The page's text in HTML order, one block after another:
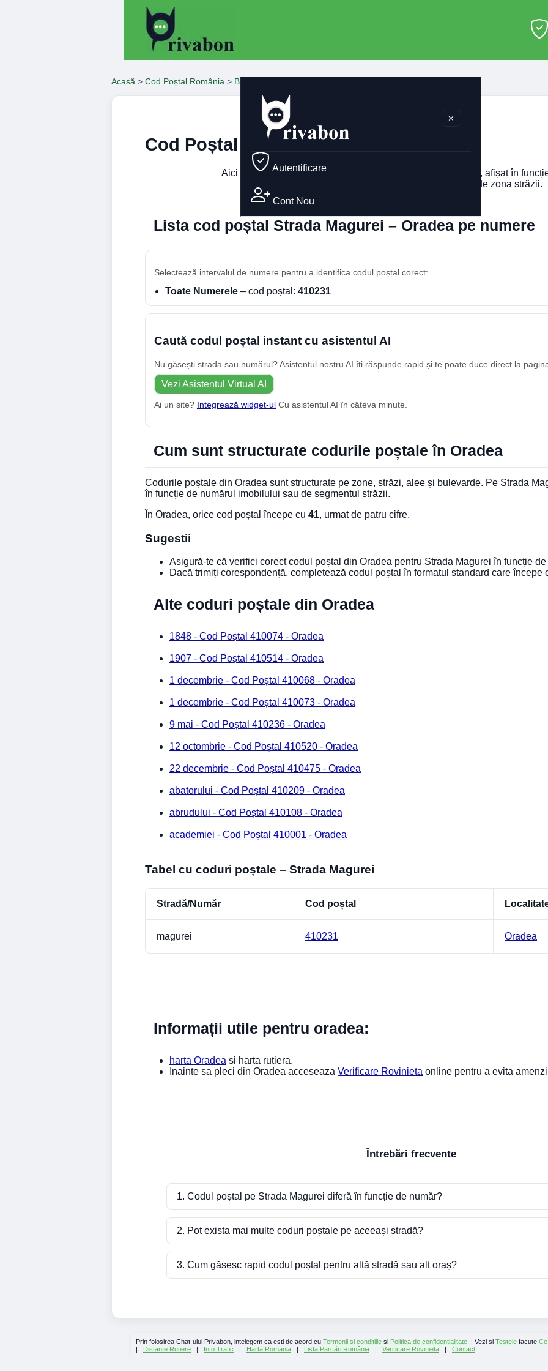
✕
Autentificare
Cont Nou
Acasă > Cod Poștal România > Bihor
Cod Poștal Strada Magurei Oradea
Aici găsești codul poștal pentru
din Oradea, afișat în
imobilului. Codul poștal poate diferi în funcție de zona străzii.
Lista cod poștal Strada Magurei – Oradea pe numere
Selectează intervalul de numere pentru a identifica codul poștal corect:
Toate Numerele – cod poștal: 410231
Caută codul poștal instant cu asistentul AI
Nu găsești strada sau numărul? Asistentul nostru AI îți răspunde rapid și te poate duce direct la
Vezi Asistentul Virtual AI
Ai un site? Integrează widget-ul Cu asistentul AI în câteva minute.
Cum sunt structurate codurile poștale în Oradea
Codurile poștale din Oradea sunt structurate pe zone, străzi, alee și bulevarde. Pe Strada
în funcție de numărul imobilului sau de segmentul străzii.
În Oradea, orice cod poștal începe cu 41, urmat de patru cifre.
Sugestii
Asigură-te că verifici corect codul poștal din Oradea pentru Strada Magurei în funcție
Dacă trimiți corespondență, completează codul poștal în formatul standard care începe
Alte coduri poștale din Oradea
1848 - Cod Poștal 410074 - Oradea
1907 - Cod Poștal 410514 - Oradea
1 decembrie - Cod Poștal 410068 - Oradea
1 decembrie - Cod Poștal 410073 - Oradea
9 mai - Cod Poștal 410236 - Oradea
12 octombrie - Cod Poștal 410520 - Oradea
22 decembrie - Cod Poștal 410475 - Oradea
abatorului - Cod Poștal 410209 - Oradea
abrudului - Cod Poștal 410108 - Oradea
academiei - Cod Poștal 410001 - Oradea
Tabel cu coduri poștale – Strada Magurei
Stradă/Număr Cod poștal
magurei 410231 Oradea
Informații utile pentru oradea:
harta Oradea si harta rutiera.
Inainte sa pleci din Oradea acceseaza Verificare Rovinieta online pentru a evita
Întrebări frecvente
1. Codul poștal pe Strada Magurei diferă în funcție de număr?
2. Pot exista mai multe coduri poștale pe aceeași stradă?
3. Cum găsesc rapid codul poștal pentru altă stradă sau alt oraș?
Prin folosirea Chat-ului Privabon, intelegem ca esti de acord cu Termenii si conditiile si Politica de confidentialitate . | Vezi si Testele facute
| Distante Rutiere | Info Trafic | Harta Romania | Lista Parcări România | Verificare Rovinieta | Contact